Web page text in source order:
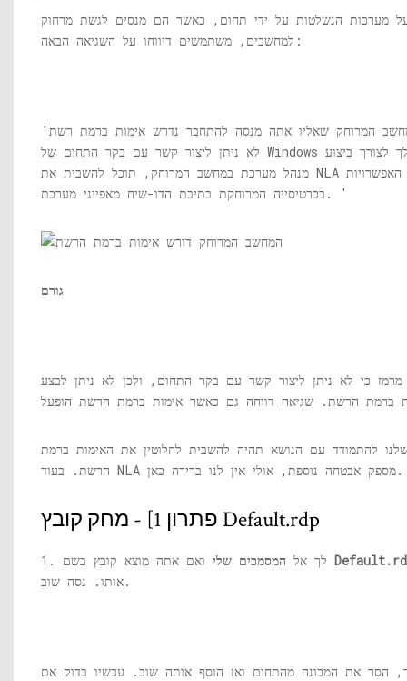
מערכות הנשלטות על ידי תחום, כאשר הם מנסים לגשת מרחוק
למחשבים, משתמשים דיווחו על השגיאה הבאה:
'למחשב המרוחק שאליו אתה מנסה להתחבר נדרש אימות ברמת רשת (NLA), אך
לא ניתן ליצור קשר עם בקר התחום של Windows שלך לצורך ביצוע NLA. אם אתה
מנהל מערכת במחשב המרוחק, תוכל להשבית את NLA באמצעות האפשרויות
בכרטיסייה המרוחקת בתיבת הדו-שיח מאפייני מערכת. '
גורם
מרמז כי לא ניתן ליצור קשר עם בקר התחום, ולכן לא ניתן לבצע
להתמודד עם הנושא תהיה להשבית לחלוטין את האימות ברמת
הרשת. בעוד NLA מספק אבטחה נוספת, אולי אין לנו ברירה כאן.
פתרון 1] - מחק קובץ Default.rdp
1. לך אל המסמכים שלי
אותו. נסה שוב.
הסר את המכונה מהתחום ואז הוסף אותה שוב. עכשיו בדוק אם